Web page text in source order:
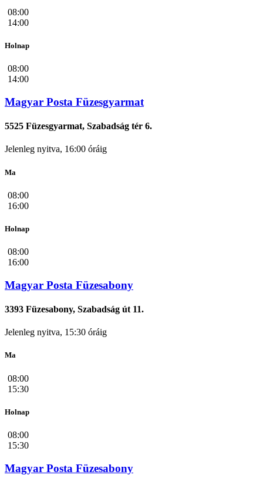
08:00
14:00
Holnap
08:00
14:00
Magyar Posta Füzesgyarmat
5525 Füzesgyarmat, Szabadság tér 6.
Jelenleg nyitva, 16:00 óráig
Ma
08:00
16:00
Holnap
08:00
16:00
Magyar Posta Füzesabony
3393 Füzesabony, Szabadság út 11.
Jelenleg nyitva, 15:30 óráig
Ma
08:00
15:30
Holnap
08:00
15:30
Magyar Posta Füzesabony